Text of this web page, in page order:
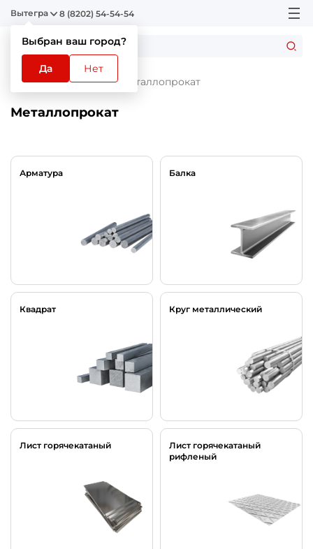
Вытегра
Выбран ваш город?
Да Нет
8 (8202) 54-54-54
Главная Каталог Металлопрокат
Металлопрокат
Арматура Балка
Квадрат Круг металлический
Лист горячекатаный
Лист горячекатаный
рифленый